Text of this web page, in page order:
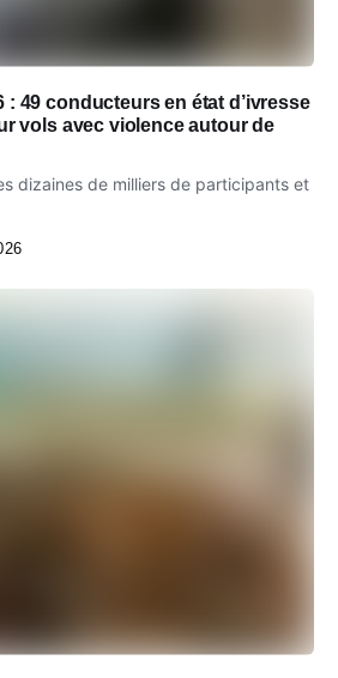
: 49 conducteurs en état d’ivresse
vols avec violence autour de
dizaines de milliers de participants et